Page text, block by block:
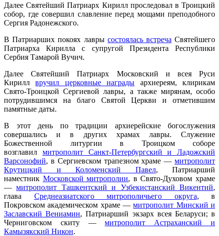
Далее Святейший Патриарх Кирилл проследовал в Троицкий
собор, где совершил славление перед мощами преподобного
Сергия Радонежского.
В Патриарших покоях лавры состоялась встреча Святейшего
Патриарха Кирилла с супругой Президента Республики
Сербия Тамарой Вучич.
Далее Святейший Патриарх Московский и всея Руси
Кириллвручил церковные награды архиереям, клирикам
Свято-Троицкой Сергиевой лавры, а также мирянам, особо
потрудившимся на благо Святой Церкви и отметившим
памятные даты.
В этот день по традиции архиерейские богослужения
совершались и в других храмах лавры. Служение
Божественной литургии в Троицком соборе
возглавил митрополит Санкт-Петербургский и Ладожский
Варсонофий, в Сергиевском трапезном храме — митрополит
Крутицкий и Коломенский Павел, Патриарший
наместник Московской митрополии, в Свято-Духовом храме
—митрополит Ташкентский и Узбекистанский Викентий,
глава Среднеазиатского митрополичьего округа, в
Покровском академическом храме —митрополит Минский и
Заславский Вениамин, Патриарший экзарх всея Беларуси; в
Черниговском скиту —митрополит Астраханский и
Камызякский Никон.